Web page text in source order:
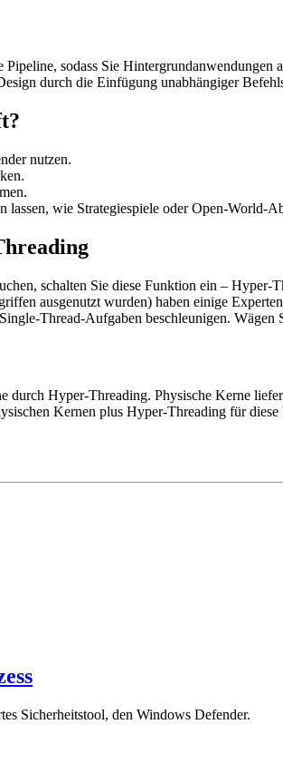
sodass Sie Hintergrundanwendungen
durch die Einfügung unabhängiger
nutzen.
lassen, wie Strategiespiele oder Open-World-
schalten Sie diese Funktion ein –
ausgenutzt wurden) haben einige
Thread-Aufgaben beschleunigen. Wägen
durch Hyper-Threading. Physische Kerne
Kernen plus Hyper-Threading für
Sicherheitstool, den Windows Defender.